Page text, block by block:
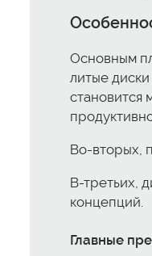
Основным
литые диски
становится
Во-вторых,
В-третьих,
концепций.
Главные